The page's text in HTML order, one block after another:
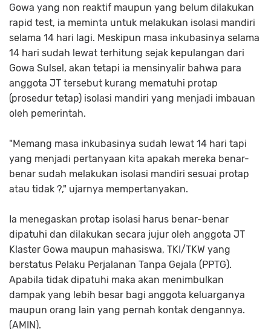
Gowa yang non reaktif maupun yang belum dilakukan
rapid test, ia meminta untuk melakukan isolasi mandiri
selama 14 hari lagi. Meskipun masa inkubasinya selama
14 hari sudah lewat terhitung sejak kepulangan dari
Gowa Sulsel, akan tetapi ia mensinyalir bahwa para
anggota JT tersebut kurang mematuhi protap
(prosedur tetap) isolasi mandiri yang menjadi imbauan
oleh pemerintah.
"Memang masa inkubasinya sudah lewat 14 hari tapi
yang menjadi pertanyaan kita apakah mereka benar-
benar sudah melakukan isolasi mandiri sesuai protap
atau tidak ?," ujarnya mempertanyakan.
Ia menegaskan protap isolasi harus benar-benar
dipatuhi dan dilakukan secara jujur oleh anggota JT
Klaster Gowa maupun mahasiswa, TKI/TKW yang
berstatus Pelaku Perjalanan Tanpa Gejala (PPTG).
Apabila tidak dipatuhi maka akan menimbulkan
dampak yang lebih besar bagi anggota keluarganya
maupun orang lain yang pernah kontak dengannya.
(AMIN).